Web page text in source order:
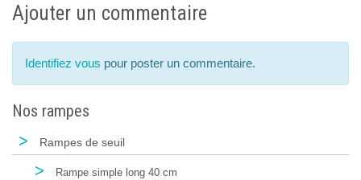
Ajouter un commentaire
Identifiez vous pour poster un commentaire.
Nos rampes
> Rampes de seuil
> Rampe simple long 40 cm